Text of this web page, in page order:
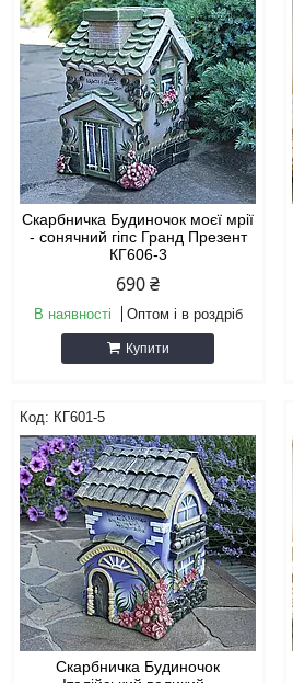
Скарбничка Будиночок моєї мрії
- сонячний гіпс Гранд Презент
КГ606-3
690 ₴
В наявності Оптом і в роздріб
Купити
КГ601-5
Скарбничка Будиночок